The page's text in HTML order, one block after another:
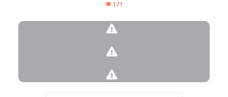
171